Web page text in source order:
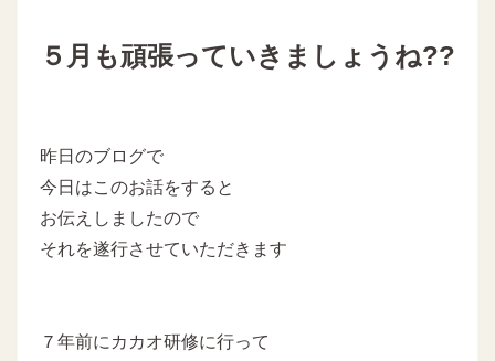
５月も頑張っていきましょうね??
昨日のブログで
今日はこのお話をすると
お伝えしましたので
それを遂行させていただきます
７年前にカカオ研修に行って